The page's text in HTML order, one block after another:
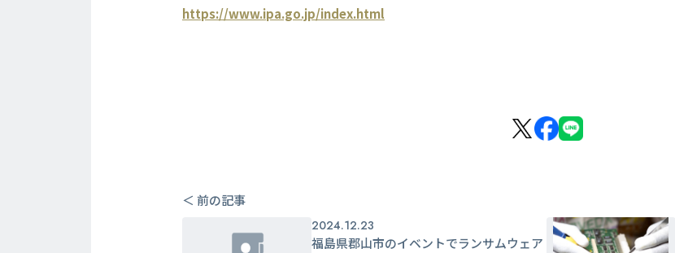
https://www.ipa.go.jp/index.html
＜ 前の記事
2024.12.23
福島県郡山市のイベントでランサムウェア